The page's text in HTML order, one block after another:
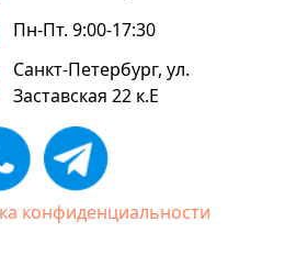
Санкт-Петербург, ул.
Заставская 22 к.Е
Пн-Пт. 9:00-17:30
конфиденциальности